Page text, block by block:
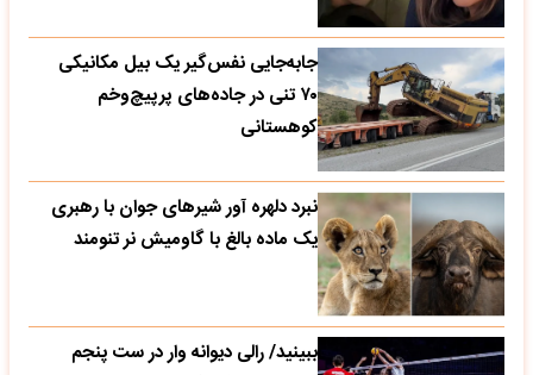
جابه‌جایی نفس‌گیر یک بیل مکانیکی
۷۰ تنی در جاده‌های پرپیچ‌وخم
کوهستانی
نبرد دلهره آور شیرهای جوان با رهبری
یک ماده بالغ با گاومیش نر تنومند
ببینید/ رالی دیوانه وار در ست پنجم